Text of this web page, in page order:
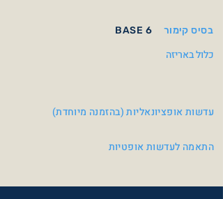
BASE 6 בסיס קימור
כלול באריזה
עדשות אופציונאליות (בהזמנה מיוחדת)
התאמה לעדשות אופטיות